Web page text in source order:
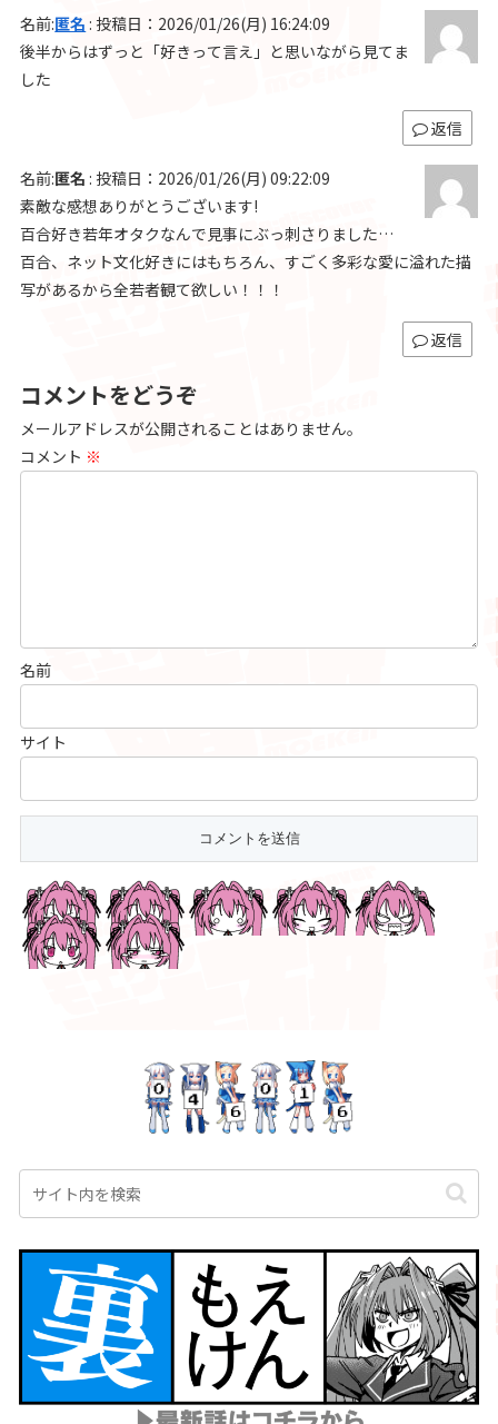
名前:匿名 : 投稿日：2026/01/26(月) 16:24:09
後半からはずっと「好きって言え」と思いながら見てま
した
返信
名前:匿名 : 投稿日：2026/01/26(月) 09:22:09
素敵な感想ありがとうございます!
百合好き若年オタクなんで見事にぶっ刺さりました…
百合、ネット文化好きにはもちろん、すごく多彩な愛に溢れた描
写があるから全若者観て欲しい！！！
返信
コメントをどうぞ
メールアドレスが公開されることはありません。
コメント ※
名前
サイト